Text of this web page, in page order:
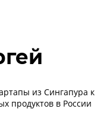
из Сингапура к
продуктов в России